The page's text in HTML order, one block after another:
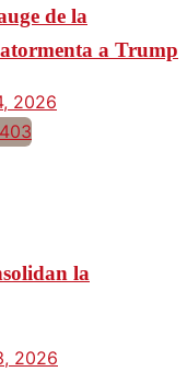
de la
a Trump
2026
la
2026